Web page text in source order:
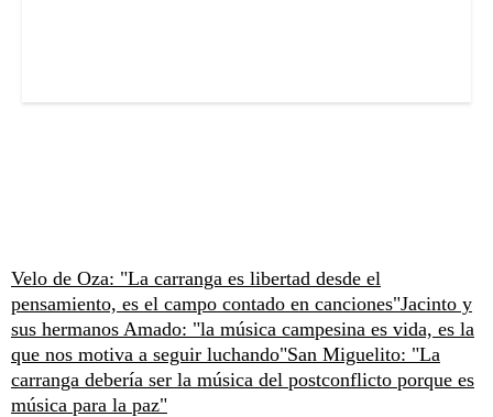
Velo de Oza: "La carranga es libertad desde el
pensamiento, es el campo contado en canciones"Jacinto y
sus hermanos Amado: "la música campesina es vida, es la
que nos motiva a seguir luchando"San Miguelito: "La
carranga debería ser la música del postconflicto porque es
música para la paz"